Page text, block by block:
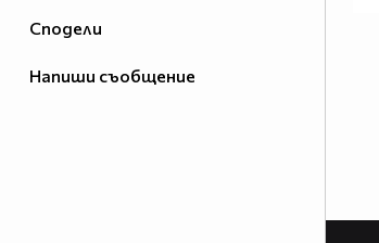
Сподели
Напиши съобщение